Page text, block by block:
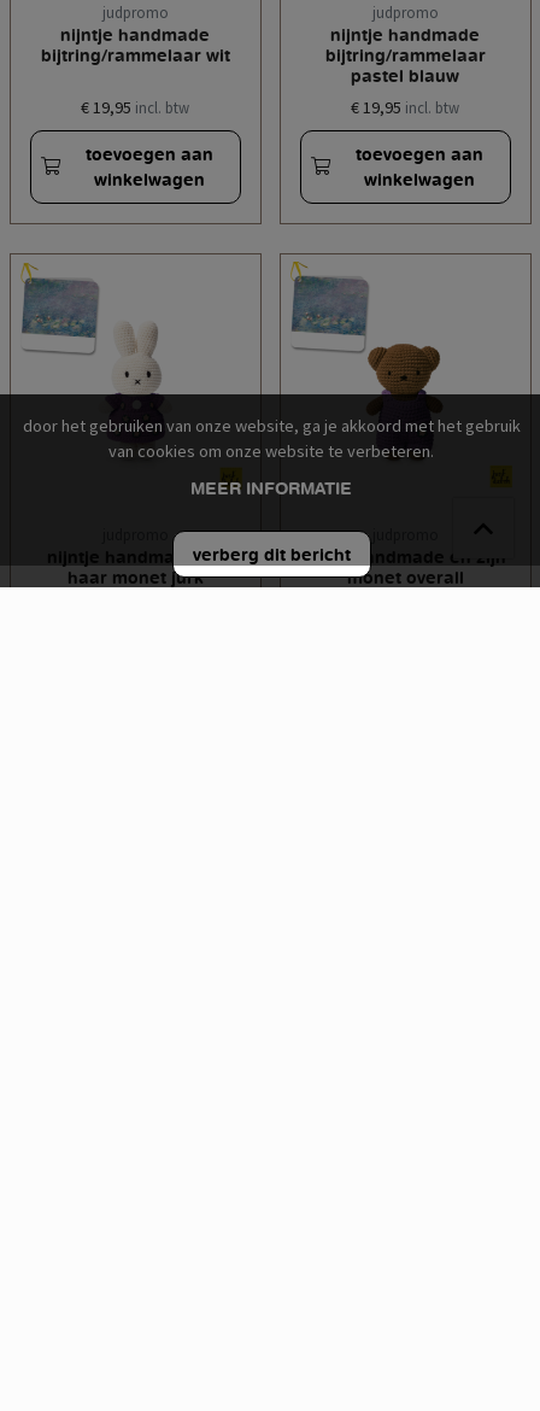
judpromo
nijntje handmade
bijtring/rammelaar wit
€ 19,95 incl. btw
toevoegen aan
winkelwagen
judpromo
nijntje handmade
bijtring/rammelaar
pastel blauw
€ 19,95 incl. btw
toevoegen aan
winkelwagen
nijntje handmade en
haar monet jurk
boris handmade en zijn
monet overall
door het gebruiken van onze website, ga je akkoord met het gebruik
van cookies om onze website te verbeteren.
MEER INFORMATIE
verberg dit bericht